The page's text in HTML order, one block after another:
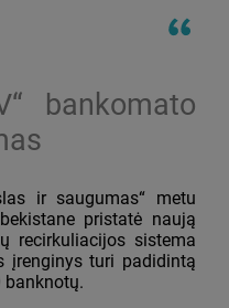
bankomato
ir saugumas“ metu
pristatė naują
recirkuliacijos sistema
įrenginys turi padidintą